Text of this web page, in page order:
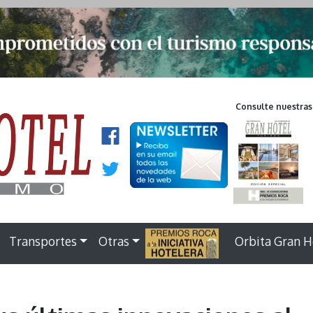
Consulte
Transportes Otras . Orbita Gran